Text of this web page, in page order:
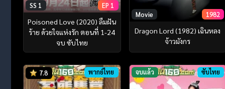
SS 1 EP 1
Poisoned Love (2020) ลืมฝัน
ร้าย ด้วยใจแห่งรัก ตอนที่ 1-24
จบ ซับไทย
Movie 1982
Dragon Lord (1982) เฉินหลง
จ้าวมังกร
7.8 พากย์ไทย จบแล้ว ซับไทย